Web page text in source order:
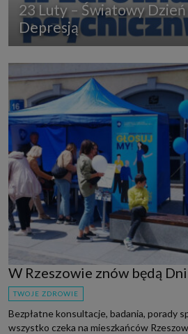
23 Luty – Światowy
Depresją
W Rzeszowie znów będą
TWOJE ZDROWIE
Bezpłatne konsultacje, badania, porady
wszystko czeka na mieszkańców